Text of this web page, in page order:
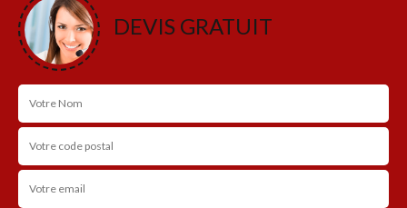
DEVIS GRATUIT